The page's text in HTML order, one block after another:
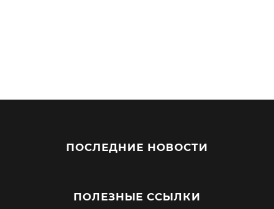
ПОСЛЕДНИЕ НОВОСТИ
ПОЛЕЗНЫЕ ССЫЛКИ